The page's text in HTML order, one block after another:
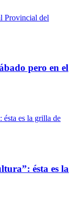
pero en el
ésta es la